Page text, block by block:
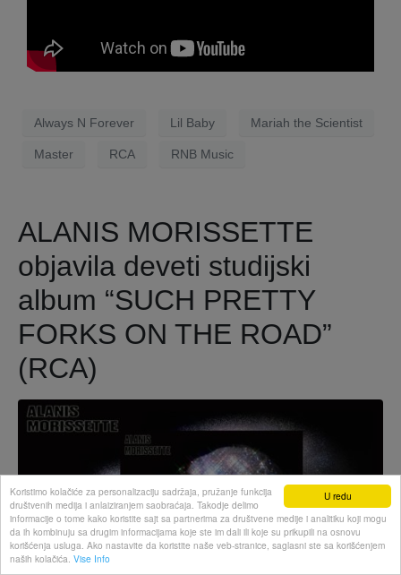
U redu
Koristimo kolačiće za personalizaciju sadržaja, pružanje funkcija
društvenih medija i anlaiziranjem saobraćaja. Takodje delimo
informacije o tome kako koristite sajt sa partnerima za društvene medije i analitiku koji mogu
da ih kombinuju sa drugim informacijama koje ste im dali ili koje su prikupili na osnovu
korišćenja usluga. Ako nastavite da koristite naše veb-stranice, saglasni ste sa korišćenjem
naših kolačića. Vise Info
Always N Forever Lil Baby Mariah the Scientist
Master RCA RNB Music
ALANIS MORISSETTE
objavila deveti studijski
album “SUCH PRETTY
FORKS ON THE ROAD”
(RCA)